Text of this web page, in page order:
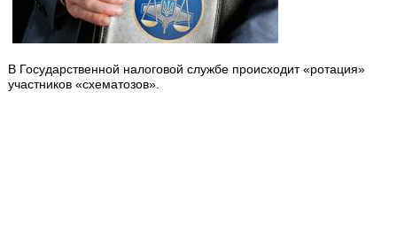
В Государственной налоговой службе происходит «ротация»
участников «схематозов».